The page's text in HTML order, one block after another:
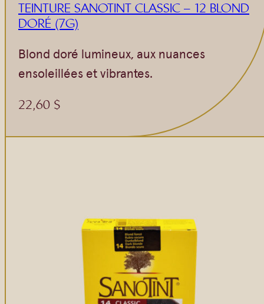
TEINTURE SANOTINT CLASSIC – 12 BLOND
DORÉ (7G)
Blond doré lumineux, aux nuances
ensoleillées et vibrantes.
22,60 $